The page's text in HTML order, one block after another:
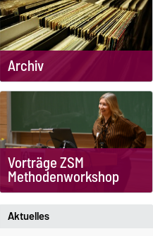
Archiv
Vorträge ZSM
Methodenworkshop
Aktuelles